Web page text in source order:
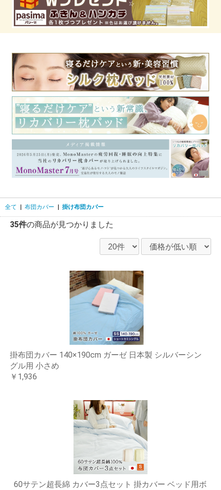
全て 布団カバー 掛け布団カバー
35件の商品が見つかりました
掛布団カバー 140×190cm ガーゼ 日本製 シルバーシン
グル用 小さめ
￥1,936
60サテン超長綿 カバー3点セット 掛カバー ベッド用ボ